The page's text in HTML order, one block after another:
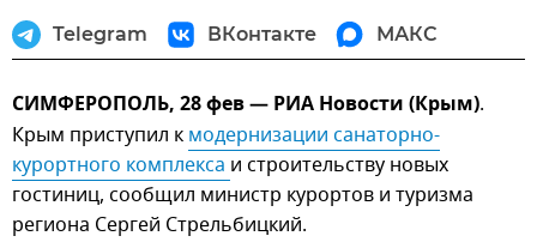
Telegram ВКонтакте МАКС
СИМФЕРОПОЛЬ, 28 фев — РИА Новости (Крым).
Крым приступил к модернизации санаторно-
курортного комплекса и строительству новых
гостиниц, сообщил министр курортов и туризма
региона Сергей Стрельбицкий.